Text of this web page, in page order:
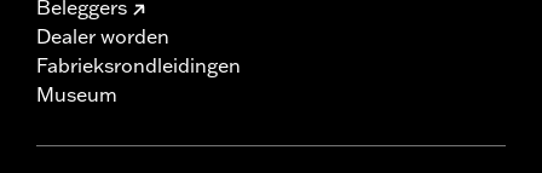
Beleggers
Dealer worden
Fabrieksrondleidingen
Museum